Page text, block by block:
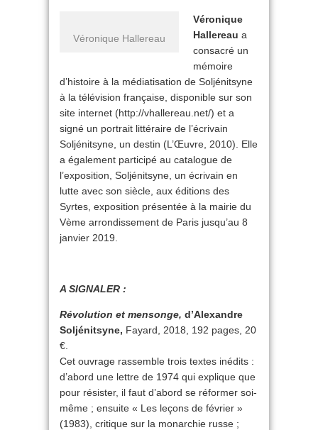
Véronique Hallereau
Véronique
Hallereau a
consacré un
mémoire
d’histoire à la médiatisation de Soljénitsyne
à la télévision française, disponible sur son
site internet (http://vhallereau.net/) et a
signé un portrait littéraire de l’écrivain
Soljénitsyne, un destin (L’Œuvre, 2010). Elle
a également participé au catalogue de
l’exposition, Soljénitsyne, un écrivain en
lutte avec son siècle, aux éditions des
Syrtes, exposition présentée à la mairie du
Vème arrondissement de Paris jusqu’au 8
janvier 2019.
A SIGNALER :
Révolution et mensonge, d’Alexandre
Soljénitsyne, Fayard, 2018, 192 pages, 20
€.
Cet ouvrage rassemble trois textes inédits :
d’abord une lettre de 1974 qui explique que
pour résister, il faut d’abord se réformer soi-
même ; ensuite « Les leçons de février »
(1983), critique sur la monarchie russe ;